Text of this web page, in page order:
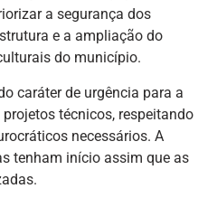
a segurança dos
e a ampliação do
do município.
caráter de urgência para a
técnicos, respeitando
necessários. A
tenham início assim que as